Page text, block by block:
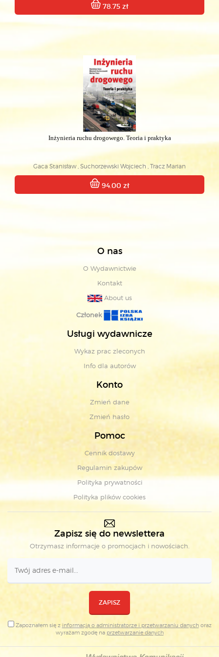
78.75 zł
Inżynieria ruchu drogowego. Teoria i praktyka
Gaca Stanisław , Suchorzewski Wojciech , Tracz Marian
94.00 zł
O nas
O Wydawnictwie
Kontakt
About us
Członek
Usługi wydawnicze
Wykaz prac zleconych
Info dla autorów
Konto
Zmień dane
Zmień hasło
Pomoc
Cennik dostawy
Regulamin zakupów
Polityka prywatności
Polityka plików cookies
Zapisz się do newslettera
Otrzymasz informacje o promocjach i nowościach.
ZAPISZ
Zapoznałem się zinformacją o administratorze i przetwarzaniu danychoraz
wyrażam zgodę na przetwarzanie danych